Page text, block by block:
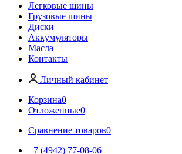
Легковые шины
Грузовые шины
Диски
Аккумуляторы
Масла
Контакты
Личный кабинет
Корзина0
Отложенные0
Сравнение товаров0
+7 (4942) 77-08-06